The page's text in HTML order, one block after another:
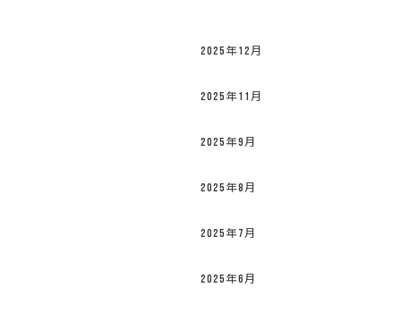
2025年12月
2025年11月
2025年9月
2025年8月
2025年7月
2025年6月